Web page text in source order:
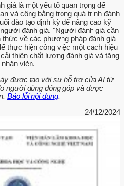
giá là một yếu tố quan trọng để
và công bằng trong quá trình đánh
đào tạo định kỳ để nâng cao kỹ
đánh giá. "Người đánh giá cần
thức về các phương pháp đánh giá
thực hiện công việc một cách hiệu
thiện chất lượng đánh giá và tăng
viên.
được tạo với sự hỗ trợ của AI từ
người dùng đóng góp và được
Báo lỗi nội dung.
24/12/2024